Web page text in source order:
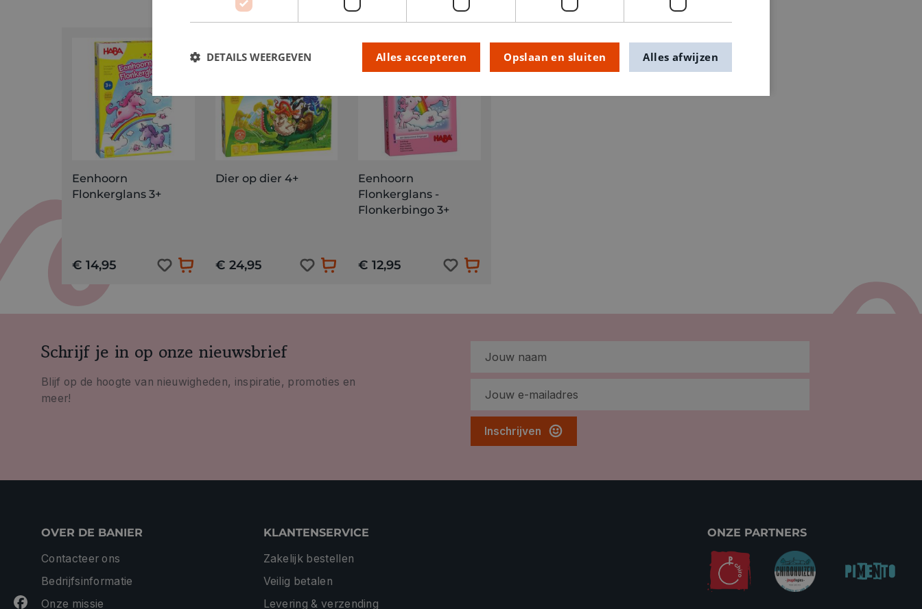
Eenhoorn
Flonkerglans 3+
€ 14,95
Dier op dier 4+
€ 24,95
Eenhoorn
Flonkerglans -
Flonkerbingo 3+
€ 12,95
Schrijf je in op onze nieuwsbrief
Blijf op de hoogte van nieuwigheden, inspiratie, promoties en
meer!
Inschrijven
OVER DE BANIER
Contacteer ons
Bedrijfsinformatie
Onze missie
KLANTENSERVICE
Zakelijk bestellen
Veilig betalen
Levering & verzending
ONZE PARTNERS
Opslaan en sluiten
Alles accepteren Alles afwijzen
DETAILS WEERGEVEN